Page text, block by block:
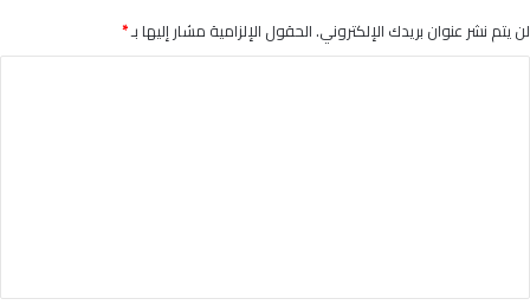
لن يتم نشر عنوان بريدك الإلكتروني.الحقول الإلزامية مشار إليها بـ*